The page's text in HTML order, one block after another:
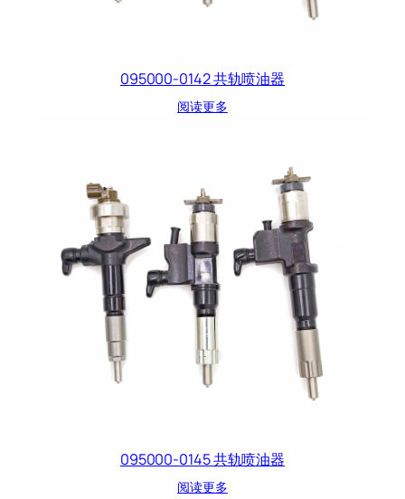
095000-0142 共轨喷油器
阅读更多
095000-0145 共轨喷油器
阅读更多